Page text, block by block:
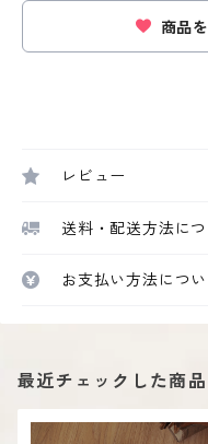
商品
レビュー
送料・配送方法に
お支払い方法につい
最近チェックした商品